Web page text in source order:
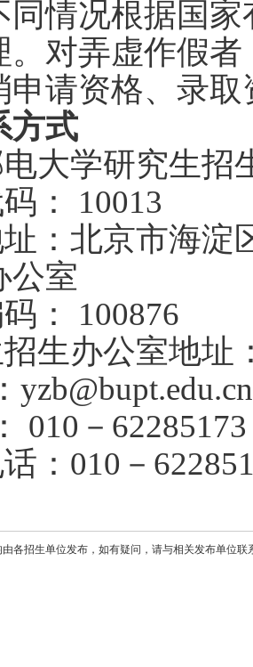
同情况根据国
。对弄虚作假
申请资格、录
方式
大学研究生招
： 10013
：北京市海淀
公室
： 100876
生办公室地址
yzb@bupt.edu.cn
010－62285173
：010－
各招生单位发布，如有疑问，请与相关发布单位